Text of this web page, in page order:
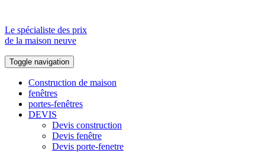
Le spécialiste des prix
de la maison neuve
Toggle navigation
Construction de maison
fenêtres
portes-fenêtres
DEVIS
Devis construction
Devis fenêtre
Devis porte-fenetre